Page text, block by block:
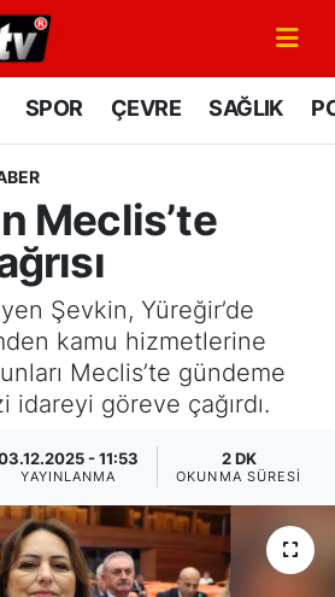
SPOR ÇEVRE SAĞLIK
Meclis’te
Şevkin, Yüreğir’de
kamu hizmetlerine
Meclis’te gündeme
göreve çağırdı.
- 11:53
YAYINLANMA
2 DK
OKUNMA SÜRESI
Eczaneler
Vakitleri
Haritası
Durumu ve Fikstür